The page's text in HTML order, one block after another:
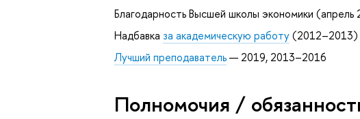
Благодарность Высшей школы экономики (апрель
Надбавка за академическую работу(2012–2013)
Лучший преподаватель— 2019, 2013–2016
Полномочия /